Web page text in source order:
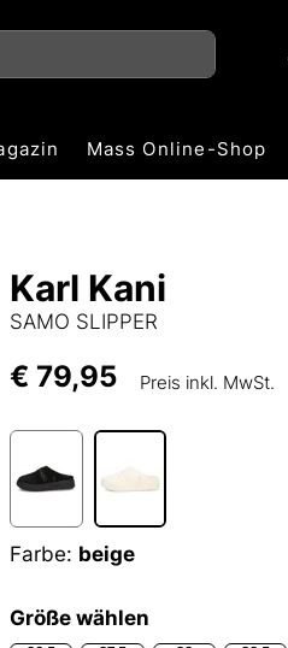
Mass Online-Shop
Karl Kani
SAMO SLIPPER
€ 79,95 Preis inkl. MwSt.
Farbe: beige
Größe wählen